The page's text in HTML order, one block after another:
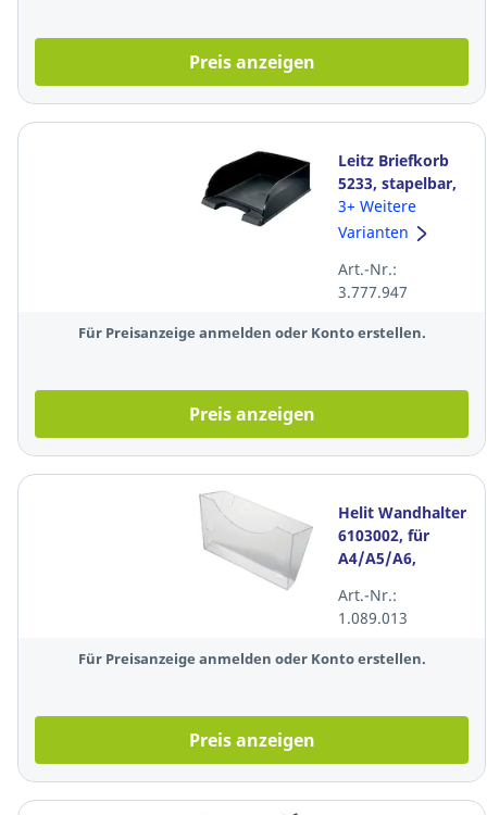
Preis anzeigen
Leitz Briefkorb
5233, stapelbar,
Maße: 255 x 360
x 103mm,
3+ Weitere
Varianten
Art.-Nr.:
3.777.947
Für Preisanzeige anmelden oder Konto erstellen.
Preis anzeigen
Helit Wandhalter
6103002, für
A4/A5/A6,
Art.-Nr.:
1.089.013
Für Preisanzeige anmelden oder Konto erstellen.
Preis anzeigen